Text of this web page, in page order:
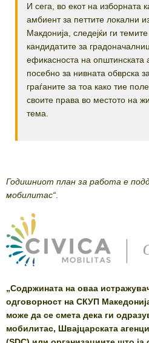
И сега, во екот на изборната
амбиент за петтите локални
Макдонија, следејќи ги
кандидатите за
ефикасноста на општинската
посебно за нивната обврска
граѓаните за тоа како тие
своите права во местото на
тема.
Годишниот план за работа е
мобилитас“
„Содржината на оваа
одговорност на СКУП
може да се смета дека ги
мобилитас, Швајцарската